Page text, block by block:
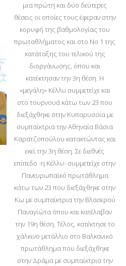
μια πρώτη και δύο δεύτερες
θέσεις οι οποίες τους έφεραν στην
κορυφή της βαθμολογίας του
πρωταθλήματος και στο Νο 1 της
κατάταξης του τελικού της
διοργάνωσης, όπου και
κατέκτησαν την 3η θέση. Η
«μεγάλη» Κέλλυ συμμετείχε και
στο τουρνουά κάτω των 23 που
διεξάχθηκε στην Κυπαρυσσία με
συμπαίκτρια την Αθηναία Βάσια
Καρατζοπούλου κατακτώντας και
εκεί την 3η θέση. Σε διεθνές
επίπεδο -η Κέλλυ- συμμετείχε στην
Πανευρωπαϊκό πρωτάθλημα
κάτω των 23 που διεξάχθηκε στην
Κω με συμπαίκτρια την Βλασερού
Παναγιώτα όπου και κατέλαβαν
την 19η θέση. Τέλος, κατέκτησε το
χάλκινο μετάλλιο στο Βαλκανικό
πρωτάθλημα που διεξάχθηκε
στην Δράμα με συμπαίκτρια την